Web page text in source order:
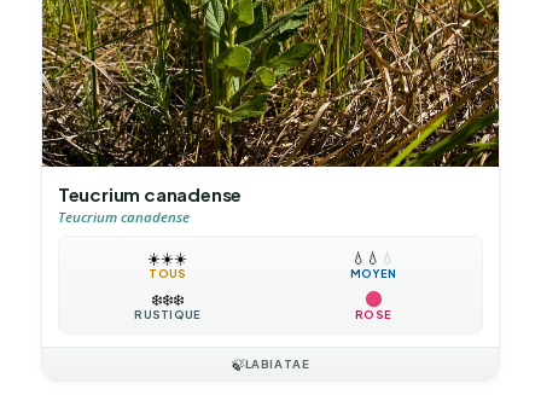
Teucrium canadense
Teucrium canadense
☀️☀️☀️
TOUS
💧 💧 💧
MOYEN
❄️❄️❄️
RUSTIQUE ROSE
🍃LABIATAE